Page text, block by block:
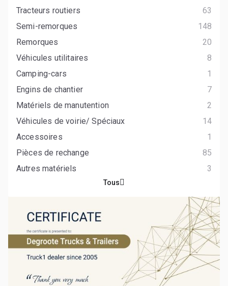
Tracteurs routiers
63
Semi-remorques
148
Remorques
20
Véhicules utilitaires
8
Camping-cars
1
Engins de chantier
7
Matériels de manutention
2
Véhicules de voirie/ Spéciaux
14
Accessoires
1
Pièces de rechange
85
Autres matériels
3
Tous